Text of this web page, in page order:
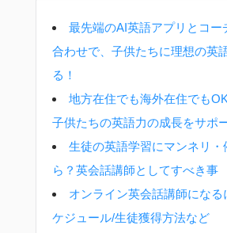
最先端のAI英語アプリとコー
合わせで、子供たちに理想の英
る！
地方在住でも海外在住でも
子供たちの英語力の成長をサポ
生徒の英語学習にマンネリ・
ら？英会話講師としてすべき事
オンライン英会話講師になる
ケジュール/生徒獲得方法など